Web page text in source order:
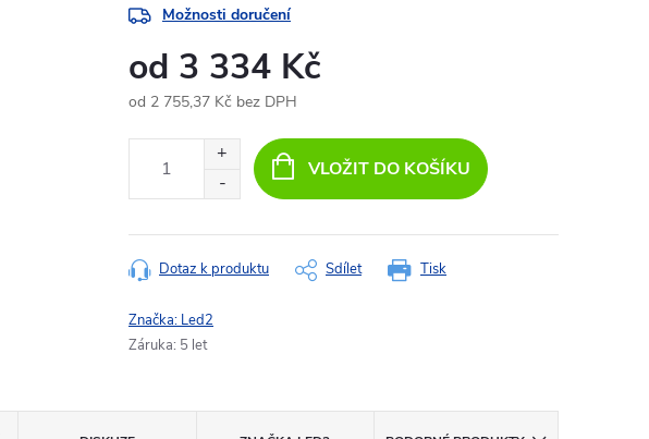
Možnosti doručení
od 3 334 Kč
od 2 755,37 Kč bez DPH
VLOŽIT DO KOŠÍKU
Tisk
Dotaz k produktu Sdílet
Značka: Led2
Záruka: 5 let